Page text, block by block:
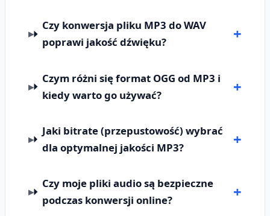
Czy konwersja pliku MP3 do WAV
poprawi jakość dźwięku?
Czym różni się format OGG od MP3 i
kiedy warto go używać?
Jaki bitrate (przepustowość) wybrać
dla optymalnej jakości MP3?
Czy moje pliki audio są bezpieczne
podczas konwersji online?